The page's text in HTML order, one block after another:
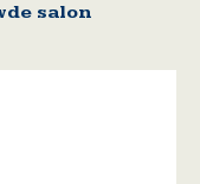
salon